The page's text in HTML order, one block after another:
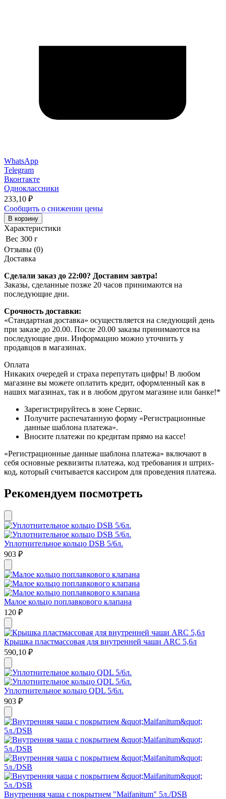
WhatsApp
Telegram
Вконтакте
Одноклассники
233,10 ₽
Сообщить о снижении цены
В корзину
Характеристики
Вес 300 г
Отзывы (0)
Доставка
Сделали заказ до 22:00? Доставим завтра!
Заказы, сделанные позже 20 часов принимаются на
последующие дни.
Срочность доставки:
«Стандартная доставка» осуществляется на следующий день
при заказе до 20.00. После 20.00 заказы принимаются на
последующие дни. Информацию можно уточнить у
продавцов в магазинах.
Оплата
Никаких очередей и страха перепутать цифры! В любом
магазине вы можете оплатить кредит, оформленный как в
наших магазинах, так и в любом другом магазине или банке!*
Зарегистрируйтесь в зоне Сервис.
Получите распечатанную форму «Регистрационные
данные шаблона платежа».
Вносите платежи по кредитам прямо на кассе!
«Регистрационные данные шаблона платежа» включают в
себя основные реквизиты платежа, код требования и штрих-
код, который считывается кассиром для проведения платежа.
Рекомендуем посмотреть
Уплотнительное кольцо DSB 5/6л.
903 ₽
Малое кольцо поплавкового клапана
120 ₽
Крышка пластмассовая для внутренней чаши ARC 5,6л
590,10 ₽
Уплотнительное кольцо QDL 5/6л.
903 ₽
Внутренняя чаша с покрытием "Maifanitum" 5л./DSB